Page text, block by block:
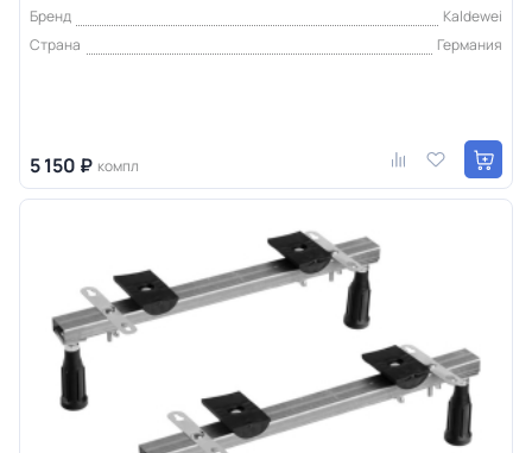
Бренд
Kaldewei
Страна
Германия
5 150 ₽ компл